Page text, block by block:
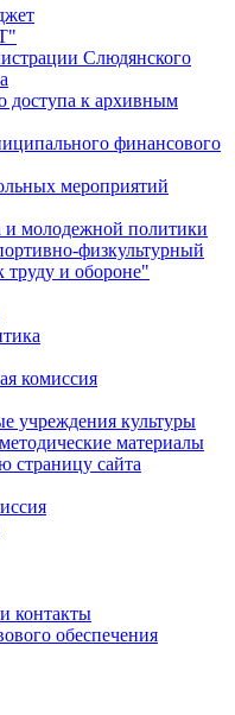
Слюдянского
доступа к архивным
финансового
мероприятий
и молодежной политики
физкультурный
труду и обороне"
комиссия
учреждения культуры
материалы
страницу сайта
контакты
обеспечения